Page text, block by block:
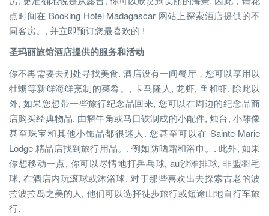
点时间在 Booking Hotel Madagascar 网站上探索酒店提供的不
同客房。, 并立即预订您最喜欢的 !
圣玛丽旅馆酒店提供的服务和活动
你不再需要去别处寻找美食. 酒店设有一间餐厅，您可以享用以
牡蛎等新鲜海鲜烹制的菜肴。, 卡马隆人, 龙虾, 鱼和虾. 除此以
外, 如果您想带一些旅行纪念品回来, 您可以在周边的纪念品商
店购买经典物品. 由瘤牛角或马口铁制成的小配件, 烛台, 小雕像
甚至珠宝和其他小饰品都很迷人. 您甚至可以在 Sainte-Marie
Lodge 精品店找到旅行用品。. 例如防晒霜和浴巾。. 此外, 如果
你想移动一点, 你可以尽情地打乒乓球, au沙滩排球, 非盟羽毛
球, 在酒店内玩滚球或沐浴球. 对于那些喜欢出去探索古老的波
拉波拉岛之美的人, 他们可以选择徒步旅行或短途山地自行车旅
行.